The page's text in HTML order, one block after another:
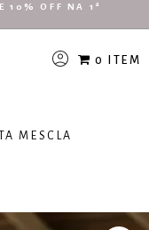
10% OFF NA 1ª
0 ITEM
MESCLA